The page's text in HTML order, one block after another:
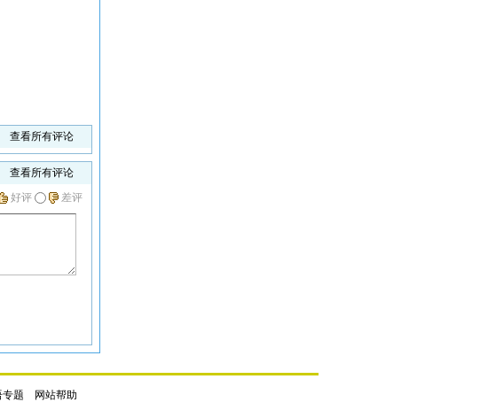
查看所有评论
查看所有评论
好评 差评
专题 网站帮助